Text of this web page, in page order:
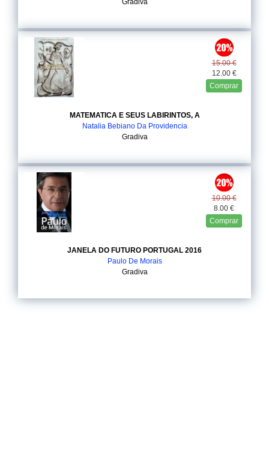
Gradiva
15.00 €
12.00 €
Comprar
MATEMATICA E SEUS LABIRINTOS, A
Natalia Bebiano Da Providencia
Gradiva
10.00 €
8.00 €
Comprar
JANELA DO FUTURO PORTUGAL 2016
Paulo De Morais
Gradiva